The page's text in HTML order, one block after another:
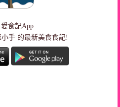
愛食記App
手 的最新美食食記!